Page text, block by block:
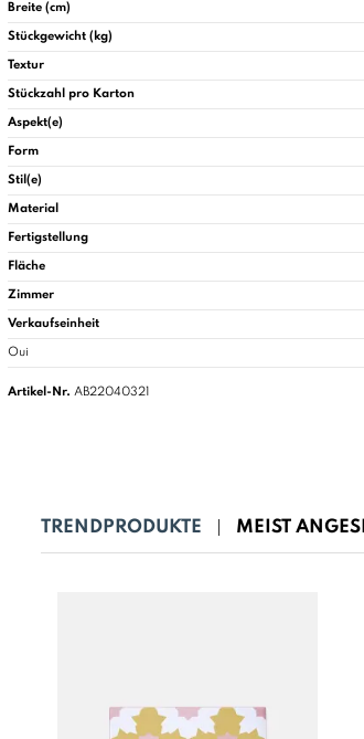
Breite (cm)
Stückgewicht (kg)
Textur
Stückzahl pro Karton
Aspekt(e)
Form
Stil(e)
Material
Fertigstellung
Fläche
Zimmer
Verkaufseinheit
Oui
Artikel-Nr. AB22040321
TRENDPRODUKTE MEIST